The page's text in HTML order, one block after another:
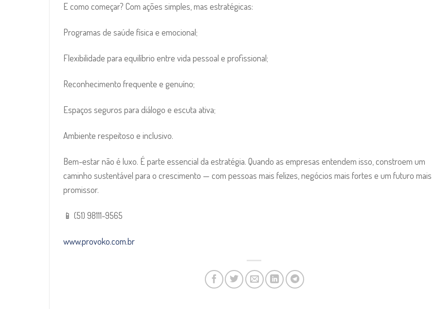
E como começar? Com ações simples, mas estratégicas:
Programas de saúde física e emocional;
Flexibilidade para equilíbrio entre vida pessoal e profissional;
Reconhecimento frequente e genuíno;
Espaços seguros para diálogo e escuta ativa;
Ambiente respeitoso e inclusivo.
Bem-estar não é luxo. É parte essencial da estratégia. Quando as empresas entendem isso, constroem um
caminho sustentável para o crescimento — com pessoas mais felizes, negócios mais fortes e um futuro mais
promissor.
📱 (51) 98111-9565
www.provoko.com.br